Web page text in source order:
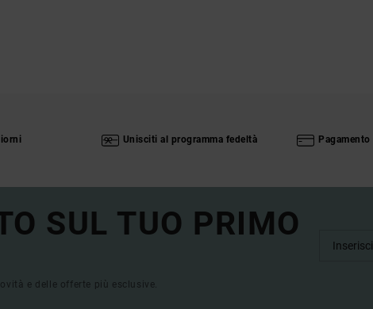
Unisciti al programma fedeltà
SUL TUO PRIMO
e delle offerte più esclusive.